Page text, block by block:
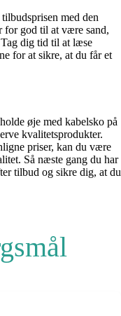
med den
for god til at være sand,
dig tid til at læse
for at sikre, at du får et
øje med kabelsko på
kvalitetsprodukter.
priser, kan du være
Så næste gang du har
tilbud og sikre dig, at du